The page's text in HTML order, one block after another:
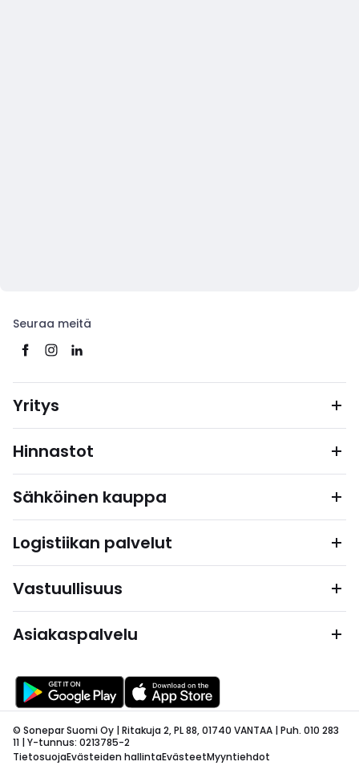
Seuraa meitä
Yritys
Hinnastot
Sähköinen kauppa
Logistiikan palvelut
Vastuullisuus
Asiakaspalvelu
© Sonepar Suomi Oy | Ritakuja 2, PL 88, 01740 VANTAA | Puh. 010 283
11 | Y-tunnus: 0213785-2
TietosuojaEvästeiden hallintaEvästeetMyyntiehdot